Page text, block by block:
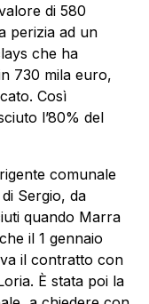
di 580
perizia ad un
che ha
730 mila euro,
Così
l’80% del
comunale
Sergio, da
quando Marra
il 1 gennaio
il contratto con
È stata poi la